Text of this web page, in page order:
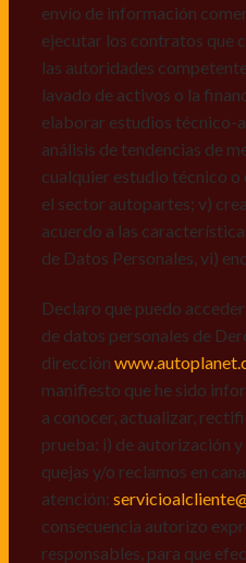
recall.
Declaro que puedo
de datos personales de
dirección
manifiesto que he sido
a conocer, actualizar,
prueba: i) de autorización y
quejas y/o reclamos en
atención:
responsables, para que
datos conforme lo
envío de información
ejecutar los contratos que
las autoridades
lavado de activos o la
elaborar estudios técnico-
análisis de tendencias de
cualquier estudio técnico
el sector autopartes; v)
acuerdo a las
de Datos Personales, vi)
Declaro que puedo
de datos personales de
dirección
manifiesto que he sido
a conocer, actualizar,
prueba: i) de autorización
quejas y/o reclamos en
atención:
consecuencia autorizo
responsables, para que